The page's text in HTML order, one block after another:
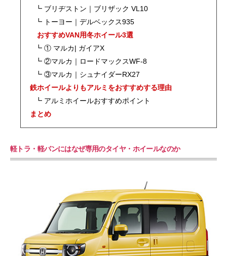
┗ ブリヂストン｜ブリザック VL10
┗ トーヨー｜デルベックス935
おすすめVAN用冬ホイール3選
┗ ① マルカ| ガイアX
┗ ②マルカ｜ロードマックスWF-8
┗ ③マルカ｜シュナイダーRX27
鉄ホイールよりもアルミをおすすめする理由
┗ アルミホイールおすすめポイント
まとめ
軽トラ・軽バンにはなぜ専用のタイヤ・ホイールなのか